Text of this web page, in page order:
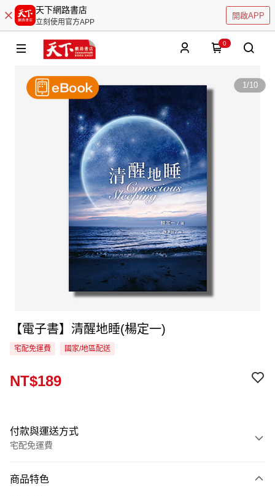
天下網路書店
立刻使用官方APP
開啟APP
0
1/10
【電子書】清醒地睡(楊定一)
宅配免運費 國家/地區配送
NT$189
付款與運送方式
宅配免運費
信用卡一次付款
商品特色